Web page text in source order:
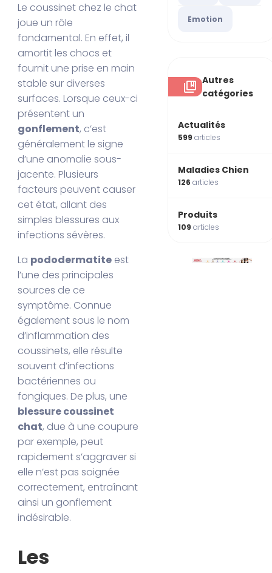
Le coussinet chez le chat
joue un rôle
fondamental. En effet, il
amortit les chocs et
fournit une prise en main
stable sur diverses
surfaces. Lorsque ceux-ci
présentent un
gonflement, c’est
généralement le signe
d’une anomalie sous-
jacente. Plusieurs
facteurs peuvent causer
cet état, allant des
simples blessures aux
infections sévères.
La pododermatite est
l’une des principales
sources de ce
symptôme. Connue
également sous le nom
d’inflammation des
coussinets, elle résulte
souvent d’infections
bactériennes ou
fongiques. De plus, une
blessure coussinet
chat, due à une coupure
par exemple, peut
rapidement s’aggraver si
elle n’est pas soignée
correctement, entraînant
ainsi un gonflement
indésirable.
Les
Emotion
Autres
catégories
Actualités
599articles
Maladies Chien
126articles
Produits
109articles